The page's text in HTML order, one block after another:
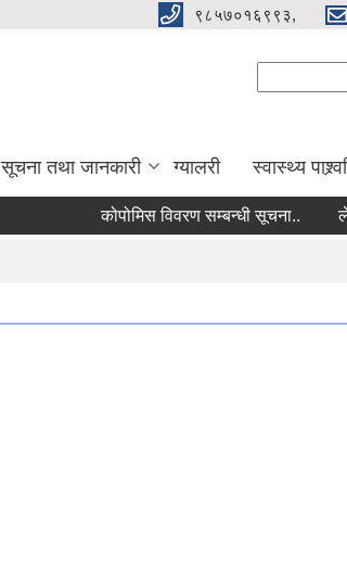
९८५७०१६९९३,
सूचना तथा जानकारी ग्यालरी स्वास्थ्य
कोपोमिस विवरण सम्बन्धी सूचना.. लेखा